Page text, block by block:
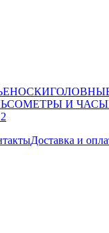
НОСКИ
И ЧАСЫ
Доставка и